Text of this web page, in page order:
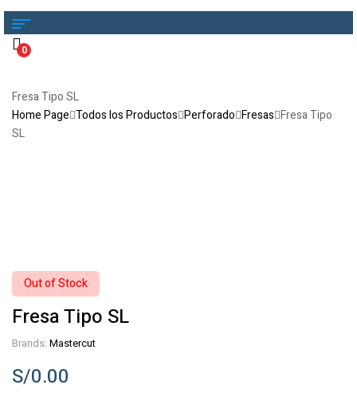
0
Fresa Tipo SL
Home Page Todos los Productos Perforado Fresas Fresa Tipo
SL
Out of Stock
Fresa Tipo SL
Brands: Mastercut
S/0.00